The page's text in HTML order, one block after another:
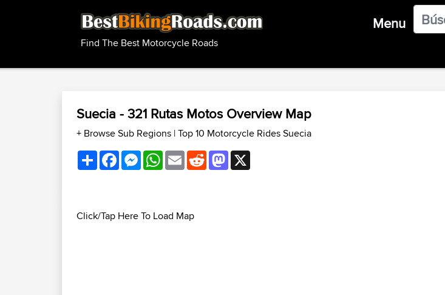
Find The Best Motorcycle Roads
Menu
Suecia - 321 Rutas Motos Overview Map
+ Browse Sub Regions |Top 10 Motorcycle Rides Suecia
ShareFacebookMessenger
WhatsApp
EmailRedditMastodon
Click/Tap Here To Load Map